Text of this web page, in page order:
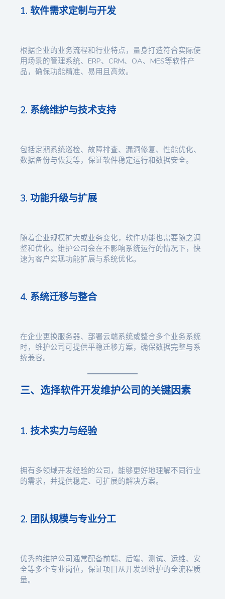
1. 软件需求定制与开发
根据企业的业务流程和行业特点，量身打造符合实际使
用场景的管理系统、ERP、CRM、OA、MES等软件产
品，确保功能精准、易用且高效。
2. 系统维护与技术支持
包括定期系统巡检、故障排查、漏洞修复、性能优化、
数据备份与恢复等，保证软件稳定运行和数据安全。
3. 功能升级与扩展
随着企业规模扩大或业务变化，软件功能也需要随之调
整和优化。维护公司会在不影响系统运行的情况下，快
速为客户实现功能扩展与系统优化。
4. 系统迁移与整合
在企业更换服务器、部署云端系统或整合多个业务系统
时，维护公司可提供平稳迁移方案，确保数据完整与系
统兼容。
三、选择软件开发维护公司的关键因素
1. 技术实力与经验
拥有多领域开发经验的公司，能够更好地理解不同行业
的需求，并提供稳定、可扩展的解决方案。
2. 团队规模与专业分工
优秀的维护公司通常配备前端、后端、测试、运维、安
全等多个专业岗位，保证项目从开发到维护的全流程质
量。